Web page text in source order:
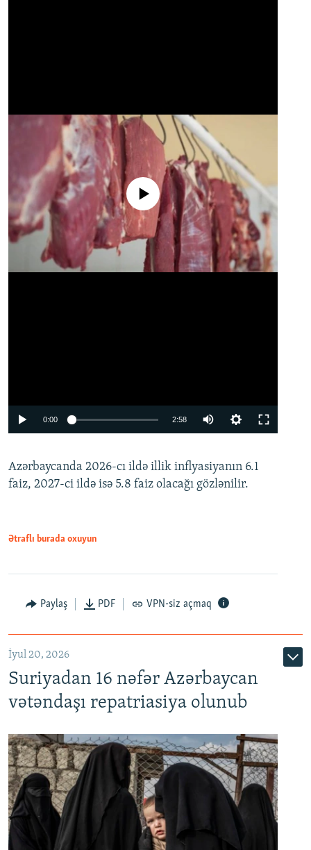
Auto
No media source currently available
0:00 2:58
360p
480p
Azərbaycanda 2026-cı ildə illik inflyasiyanın 6.1
faiz, 2027-ci ildə isə 5.8 faiz olacağı gözlənilir.
Ətraflı burada oxuyun
Paylaş PDF VPN-siz açmaq
İyul 20, 2026
Suriyadan 16 nəfər Azərbaycan
vətəndaşı repatriasiya olunub